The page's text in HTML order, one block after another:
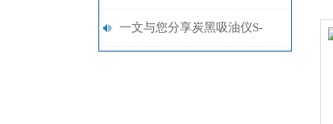
与生产中重要的技术支撑
一文与您分享炭黑吸油仪S-